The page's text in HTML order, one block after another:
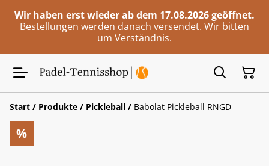
Wir haben erst wieder ab dem 17.08.2026 geöffnet.
Bestellungen werden danach versendet. Wir bitten
um Verständnis.
Start / Produkte / Pickleball / Babolat Pickleball RNGD
%